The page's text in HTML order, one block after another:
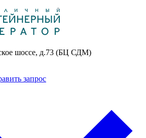
шоссе, д.73 (БЦ СДМ)
запрос